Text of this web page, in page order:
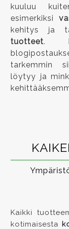
kuuluu
esimerkiksi
kehitys ja
tuotteet.
tarkemmin
löytyy ja
Kaikki
kotimaisesta